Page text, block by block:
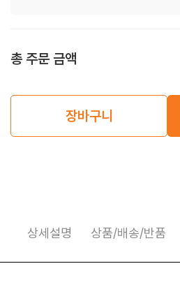
총 주문 금액
장바구니
상세설명 상품/배송/반품
상세정보